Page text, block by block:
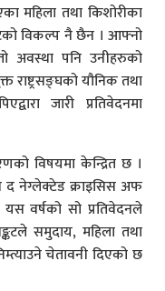
महिला तथा किशोरीका
विकल्प नै छैन । आफ्नो
अवस्था पनि उनीहरुको
राष्ट्रसङ्घको यौनिक तथा
जारी प्रतिवेदनमा
विषयमा केन्द्रित छ ।
नेग्लेक्टेड क्राइसिस अफ
यस वर्षको सो प्रतिवेदनले
समुदाय, महिला तथा
चेतावनी दिएको छ